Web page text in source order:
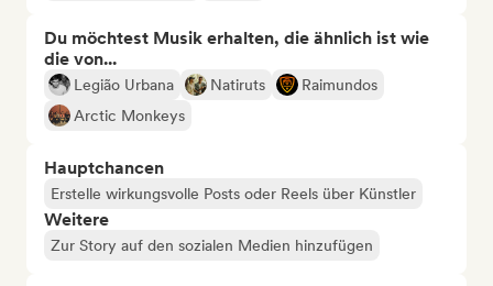
Du möchtest Musik erhalten, die ähnlich ist wie
die von...
Legião Urbana Natiruts
Raimundos
Arctic Monkeys
Hauptchancen
Erstelle wirkungsvolle Posts oder Reels über Künstler
Weitere
Zur Story auf den sozialen Medien hinzufügen